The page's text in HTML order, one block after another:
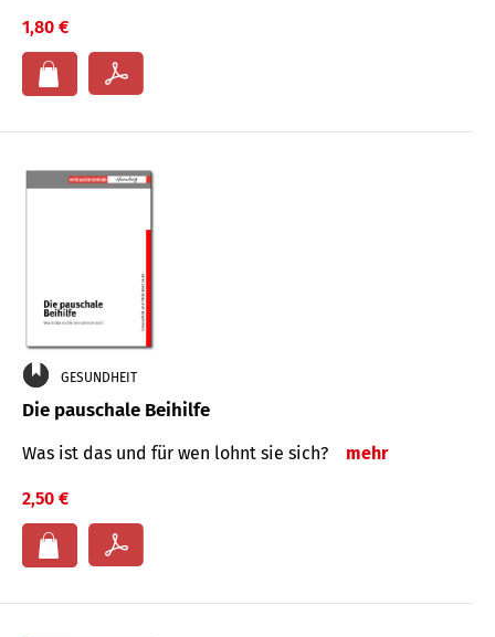
1,80 €
GESUNDHEIT
Die pauschale Beihilfe
Was ist das und für wen lohnt sie sich? mehr
2,50 €